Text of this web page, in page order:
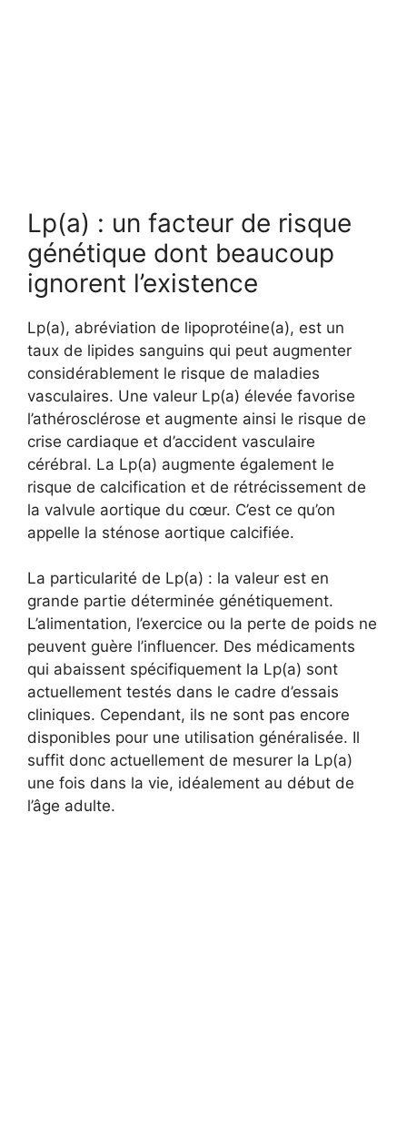
Lp(a) : un facteur de risque
génétique dont beaucoup
ignorent l’existence
Lp(a), abréviation de lipoprotéine(a), est un
taux de lipides sanguins qui peut augmenter
considérablement le risque de maladies
vasculaires. Une valeur Lp(a) élevée favorise
l’athérosclérose et augmente ainsi le risque de
crise cardiaque et d’accident vasculaire
cérébral. La Lp(a) augmente également le
risque de calcification et de rétrécissement de
la valvule aortique du cœur. C’est ce qu’on
appelle la sténose aortique calcifiée.
La particularité de Lp(a) : la valeur est en
grande partie déterminée génétiquement.
L’alimentation, l’exercice ou la perte de poids ne
peuvent guère l’influencer. Des médicaments
qui abaissent spécifiquement la Lp(a) sont
actuellement testés dans le cadre d’essais
cliniques. Cependant, ils ne sont pas encore
disponibles pour une utilisation généralisée. Il
suffit donc actuellement de mesurer la Lp(a)
une fois dans la vie, idéalement au début de
l’âge adulte.